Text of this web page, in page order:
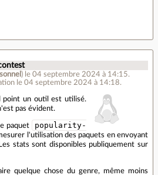
) le 04 septembre 2024 à 14:15.
le 04 septembre 2024 à 14:18.
point un outil est utilisé.
pas évident.
paquet
popularity-
l'utilisation des paquets en envoyant
stats sont disponibles publiquement sur
quelque chose du genre, même moins